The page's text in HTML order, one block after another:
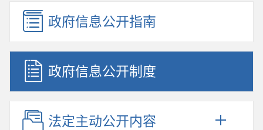
政府信息公开指南
政府信息公开制度
法定主动公开内容